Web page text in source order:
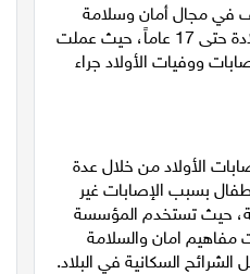
تأسيسها وعملها المكثف في مجال أمان وسلامة
الأولاد. وتعتبر "بطيرم" المؤسسة الرائدة في مجال رفع الوعي لإصابات الأولاد من جيل الولادة حتى 17 عاماً، حيث عملت
ووفيات الأولاد جراء
إصابات الأولاد من خلال عدة
بسبب الإصابات غير
حيث تستخدم المؤسسة
مفاهيم امان والسلامة
الشرائح السكانية في البلاد.